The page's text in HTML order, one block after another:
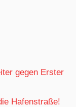
gegen Erster
Hafenstraße!